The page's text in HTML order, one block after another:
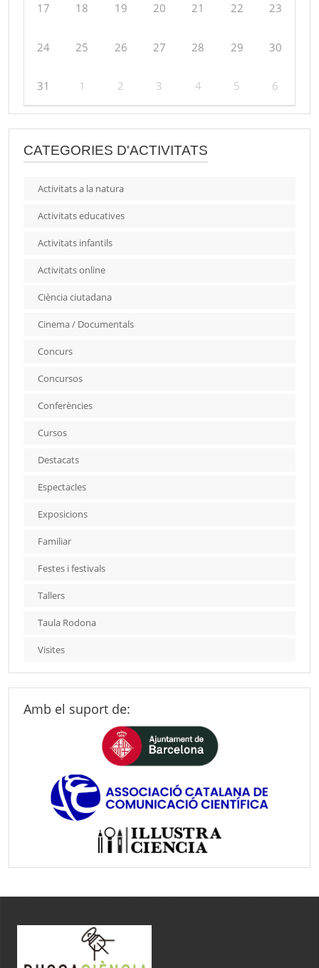
17 18 19 20 21 22 23
24 25 26 27 28 29 30
31 1 2 3 4 5 6
CATEGORIES D'ACTIVITATS
Activitats a la natura
Activitats educatives
Activitats infantils
Activitats online
Ciència ciutadana
Cinema / Documentals
Concurs
Concursos
Conferències
Cursos
Destacats
Espectacles
Exposicions
Familiar
Festes i festivals
Tallers
Taula Rodona
Visites
Amb el suport de: